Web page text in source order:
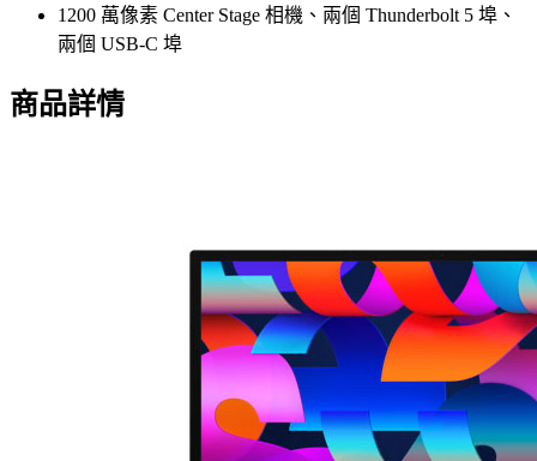
1200 萬像素 Center Stage 相機、兩個 Thunderbolt 5 埠、
兩個 USB-C 埠
商品詳情